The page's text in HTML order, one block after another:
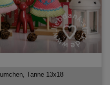
Tanne 13x18